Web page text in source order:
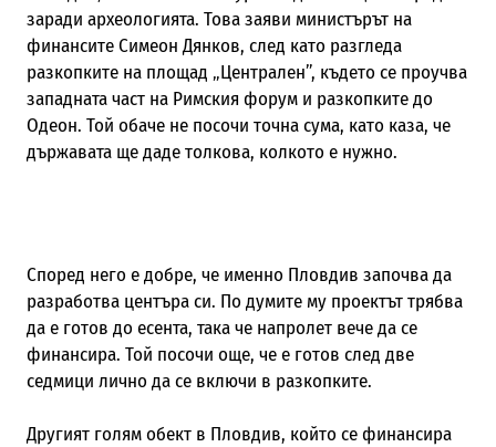
заради археологията. Това заяви министърът на
финансите Симеон Дянков, след като разгледа
разкопките на площад „Централен”, където се проучва
западната част на Римския форум и разкопките до
Одеон. Той обаче не посочи точна сума, като каза, че
държавата ще даде толкова, колкото е нужно.
Според него е добре, че именно Пловдив започва да
разработва центъра си. По думите му проектът трябва
да е готов до есента, така че напролет вече да се
финансира. Той посочи още, че е готов след две
седмици лично да се включи в разкопките.
Другият голям обект в Пловдив, който се финансира